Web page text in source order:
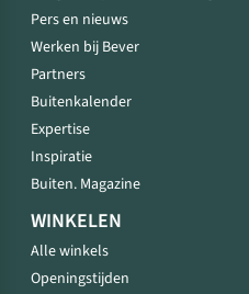
Pers en nieuws
Werken bij Bever
Partners
Buitenkalender
Expertise
Inspiratie
Buiten. Magazine
WINKELEN
Alle winkels
Openingstijden